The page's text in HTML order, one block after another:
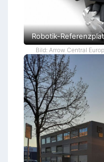
Robotik-
Bild: Arrow Central